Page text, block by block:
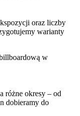
oraz liczby
warianty
w
różne okresy – od
dobieramy do